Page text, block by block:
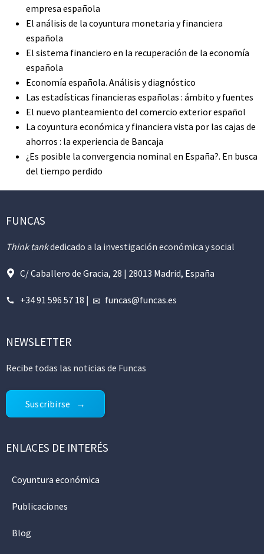
empresa española
El análisis de la coyuntura monetaria y financiera
española
El sistema financiero en la recuperación de la economía
española
Economía española. Análisis y diagnóstico
Las estadísticas financieras españolas : ámbito y fuentes
El nuevo planteamiento del comercio exterior español
La coyuntura económica y financiera vista por las cajas de
ahorros : la experiencia de Bancaja
¿Es posible la convergencia nominal en España?. En busca
del tiempo perdido
FUNCAS
Think tankdedicado a la investigación económica y social
C/ Caballero de Gracia, 28 | 28013 Madrid, España
+34 91 596 57 18 | funcas@funcas.es
NEWSLETTER
Recibe todas las noticias de Funcas
Suscribirse
ENLACES DE INTERÉS
Coyuntura económica
Publicaciones
Blog